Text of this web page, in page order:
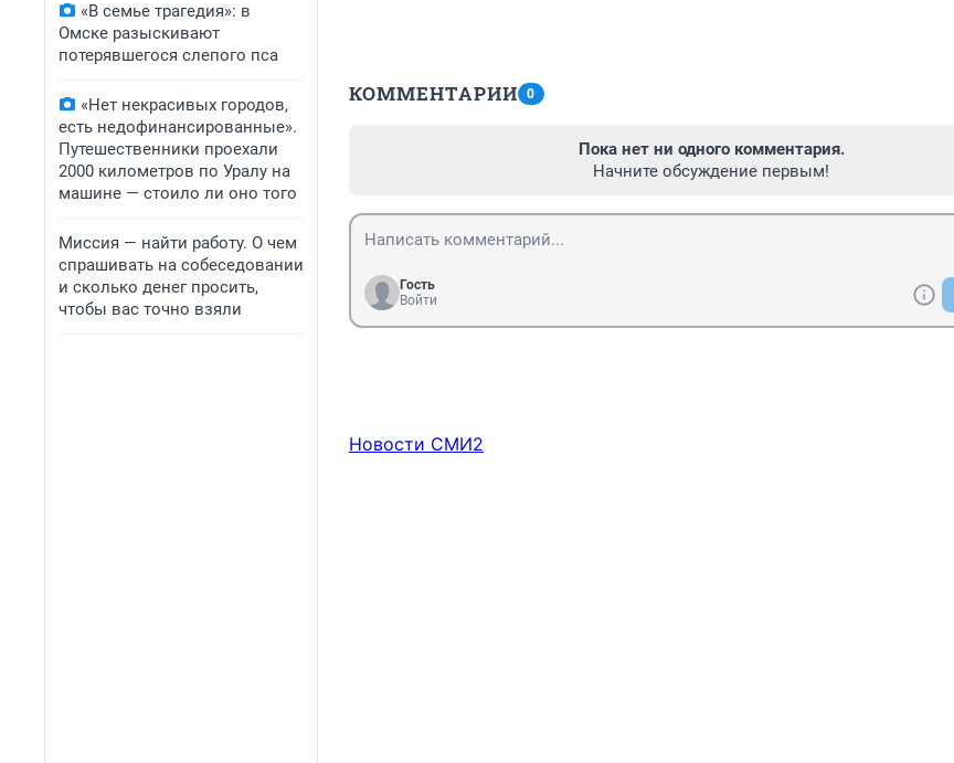
«В семье трагедия»: в
Омске разыскивают
потерявшегося слепого пса
«Нет некрасивых городов,
есть недофинансированные».
Путешественники проехали
2000 километров по Уралу на
машине — стоило ли оно того
Миссия — найти работу. О чем
спрашивать на собеседовании
и сколько денег просить,
чтобы вас точно взяли
КОММЕНТАРИИ 0
Пока нет ни одного комментария.
Начните обсуждение первым!
Гость
Войти
Новости СМИ2